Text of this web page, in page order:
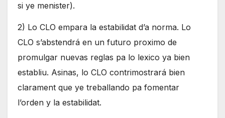
si ye menister).
2) Lo CLO empara la estabilidat d’a norma. Lo
CLO s’abstendrá en un futuro proximo de
promulgar nuevas reglas pa lo lexico ya bien
establiu. Asinas, lo CLO contrimostrará bien
clarament que ye treballando pa fomentar
l’orden y la estabilidat.